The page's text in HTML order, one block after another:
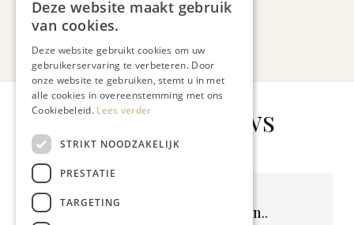
Bekijk alle artikelen
Gerelateerd nieuws
Geen resultaten gevonden..
Deze website maakt gebruik
van cookies.
Deze website gebruikt cookies om uw
gebruikerservaring te verbeteren. Door
onze website te gebruiken, stemt u in met
alle cookies in overeenstemming met ons
Cookiebeleid. Lees verder
STRIKT NOODZAKELIJK
PRESTATIE
TARGETING